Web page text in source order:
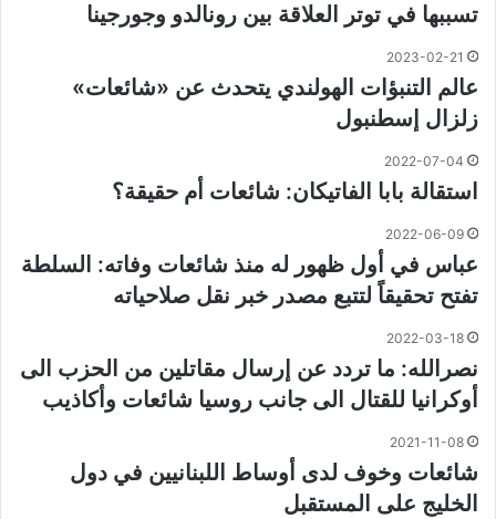
تسببها في توتر العلاقة بين رونالدو وجورجينا
2023-02-21
عالم التنبؤات الهولندي يتحدث عن «شائعات»
زلزال إسطنبول
2022-07-04
استقالة بابا الفاتيكان: شائعات أم حقيقة؟
2022-06-09
عباس في أول ظهور له منذ شائعات وفاته: السلطة
تفتح تحقيقاً لتتبع مصدر خبر نقل صلاحياته
2022-03-18
نصرالله: ما تردد عن إرسال مقاتلين من الحزب الى
أوكرانيا للقتال الى جانب روسيا شائعات وأكاذيب
2021-11-08
شائعات وخوف لدى أوساط اللبنانيين في دول
الخليج على المستقبل